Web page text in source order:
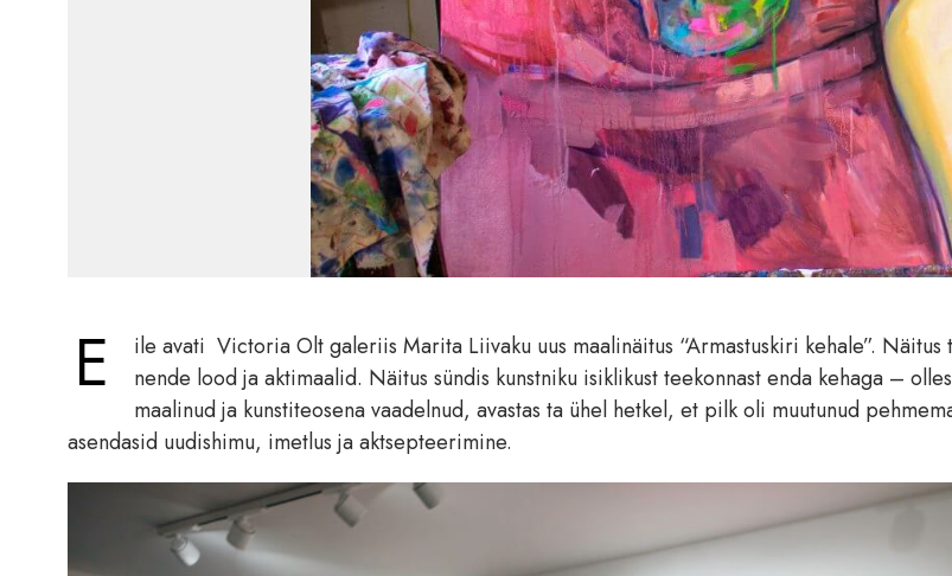
E
ile avati Victoria Olt galeriis Marita Liivaku uus maalinäitus “Armastuskiri kehale”. Näitus
nende lood ja aktimaalid. Näitus sündis kunstniku isiklikust teekonnast enda kehaga –
maalinud ja kunstiteosena vaadelnud, avastas ta ühel hetkel, et pilk oli muutunud
asendasid uudishimu, imetlus ja aktsepteerimine.